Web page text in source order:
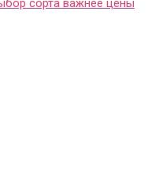
сорта важнее цены